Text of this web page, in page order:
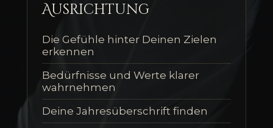
Ausrichtung
Die Gefühle hinter Deinen Zielen
erkennen
Bedürfnisse und Werte klarer
wahrnehmen
Deine Jahresüberschrift finden